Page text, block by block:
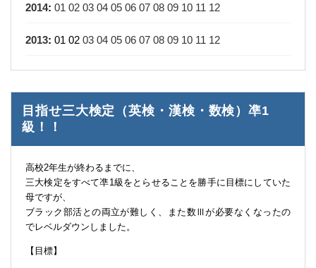
2014: 01 02 03 04 05 06 07 08 09 10 11 12
2013: 01 02 03 04 05 06 07 08 09 10 11 12
目指せ三大検定（英検・漢検・数検）凖1
級！！
高校2年生が終わるまでに、
三大検定をすべて凖1級をとらせることを勝手に目標にしていた
母ですが、
ブラック部活との両立が難しく、また数Ⅲが必要なくなったの
でレベルダウンしました。
【目標】